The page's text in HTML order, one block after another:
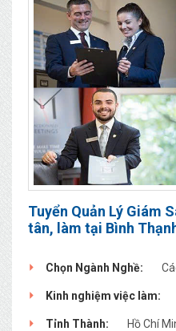
Tuyển Quản Lý Giám
tân, làm tại Bình
Chọn Ngành Nghề:
Kinh nghiệm việc làm:
Tỉnh Thành: Hồ Chí